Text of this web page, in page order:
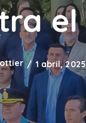
el
1 abril, 2025